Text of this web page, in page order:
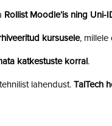
Rollist Moodle’is ning Uni-
kursusele, millele
katkestuste korral .
lahendust. TalTech